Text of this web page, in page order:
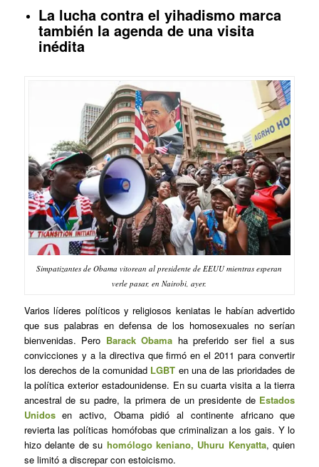
La lucha contra el yihadismo marca
también la agenda de una visita
inédita
Simpatizantes de Obama vitorean al presidente de EEUU mientras esperan
verle pasar, en Nairobi, ayer.
Varios líderes políticos y religiosos keniatas le habían advertido
que sus palabras en defensa de los homosexuales no serían
bienvenidas. Pero Barack Obama ha preferido ser fiel a sus
convicciones y a la directiva que firmó en el 2011 para convertir
los derechos de la comunidad LGBT en una de las prioridades de
la política exterior estadounidense. En su cuarta visita a la tierra
ancestral de su padre, la primera de un presidente de Estados
Unidosen activo, Obama pidió al continente africano que
revierta las políticas homófobas que criminalizan a los gais. Y lo
hizo delante de su homólogo keniano, Uhuru Kenyatta, quien
se limitó a discrepar con estoicismo.